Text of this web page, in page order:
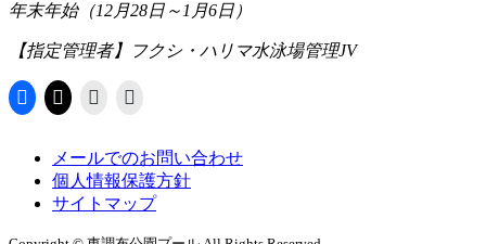
年末年始（12月28日～1月6日）
【指定管理者】 フクシ・ハリマ水泳場管理JV
メールでのお問い合わせ
個人情報保護方針
サイトマップ